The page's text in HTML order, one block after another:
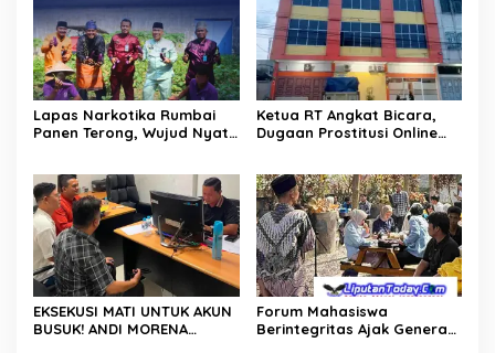
Lapas Narkotika Rumbai
Panen Terong, Wujud Nyata
Ketua RT Angkat Bicara,
Dugaan Prostitusi Online
EKSEKUSI MATI UNTUK AKUN
BUSUK! ANDI MORENA
Forum Mahasiswa
Berintegritas Ajak Generasi